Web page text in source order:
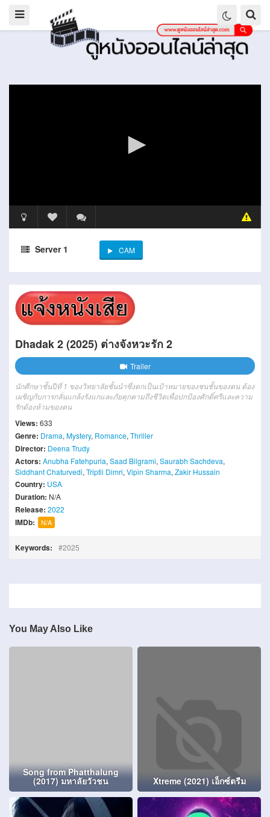
Server 1 CAM
Dhadak 2 (2025) ต่างจังหวะรัก 2
Trailer
นักศึกษาชั้นปีที่ 1 ของวิทยาลัยชั้นนำซึ่งตกเป็นเป้าหมายของชนชั้นของตน ต้อง
เผชิญกับการกลั่นแกล้งรังแกและภัยคุกคามถึงชีวิตเพื่อปกป้องศักดิ์ศรีและความ
รักต้องห้ามของตน
Views: 633
Genre: Drama, Mystery, Romance, Thriller
Director: Deena Trudy
Actors: Anubha Fatehpuria, Saad Bilgrami, Saurabh Sachdeva,
Siddhant Chaturvedi, Triptii Dimri, Vipin Sharma, Zakir Hussain
Country: USA
Duration: N/A
Release: 2022
IMDb: N/A
Keywords: 2025
You May Also Like
Song from Phatthalung
(2017) มหาลัยวัวชน Xtreme (2021) เอ็กซ์ตรีม